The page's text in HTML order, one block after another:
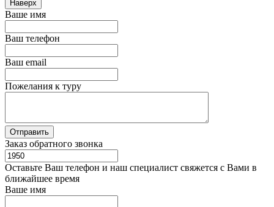
Наверх
Ваше имя
Ваш телефон
Ваш email
Пожелания к туру
Заказ обратного звонка
Оставьте Ваш телефон и наш специалист свяжется с Вами в
ближайшее время
Ваше имя